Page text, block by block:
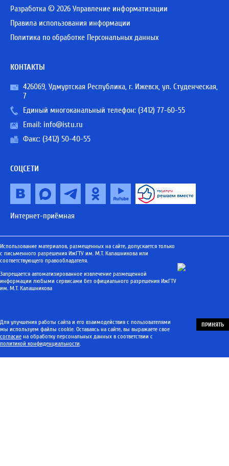
Разработка © 2026 Управление информатизации
Правила использования информации
Политика по обработке Персональных данных
КОНТАКТЫ
426069, Удмуртская Республика, г. Ижевск, ул. Студенческая,
7
Единый многоканальный телефон: (3412) 77-60-55
Email: info@istu.ru
Факс: (3412) 50-40-55
СОЦСЕТИ
Интернет-приёмная
Использование материалов, размещенных на сайте, допускается только
с письменного разрешения ИжГТУ им. М.Т. Калашникова или
соответствующего правообладателя.
Запрещается автоматизированное извлечение размещенной
информации любыми сервисами без официального разрешения ИжГТУ
им. М.Т. Калашникова
Для улучшения работы сайта и его взаимодействия с пользователями
мы используем файлы cookie. Оставаясь на сайте, вы выражаете свое
согласие на обработку персональных данных в соответствии с
политикой конфиденциальности.
ПРИНЯТЬ